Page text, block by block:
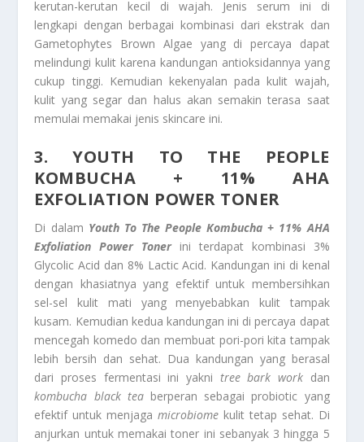
kerutan-kerutan kecil di wajah. Jenis serum ini di
lengkapi dengan berbagai kombinasi dari ekstrak dan
Gametophytes Brown Algae yang di percaya dapat
melindungi kulit karena kandungan antioksidannya yang
cukup tinggi. Kemudian kekenyalan pada kulit wajah,
kulit yang segar dan halus akan semakin terasa saat
memulai memakai jenis skincare ini.
3. YOUTH TO THE PEOPLE
KOMBUCHA + 11% AHA
EXFOLIATION POWER TONER
Di dalam Youth To The People Kombucha + 11% AHA
Exfoliation Power Tonerini terdapat kombinasi 3%
Glycolic Acid dan 8% Lactic Acid. Kandungan ini di kenal
dengan khasiatnya yang efektif untuk membersihkan
sel-sel kulit mati yang menyebabkan kulit tampak
kusam. Kemudian kedua kandungan ini di percaya dapat
mencegah komedo dan membuat pori-pori kita tampak
lebih bersih dan sehat. Dua kandungan yang berasal
dari proses fermentasi ini yakni tree bark workdan
kombucha black teaberperan sebagai probiotic yang
efektif untuk menjagamicrobiome kulit tetap sehat. Di
anjurkan untuk memakai toner ini sebanyak 3 hingga 5